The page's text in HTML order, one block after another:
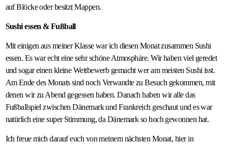
auf Blöcke oder besitzt Mappen.
Sushi essen & Fußball
Mit einigen aus meiner Klasse war ich diesen Monat zusammen Sushi
essen. Es war echt eine sehr schöne Atmosphäre. Wir haben viel geredet
und sogar einen kleine Wettbewerb gemacht wer am meisten Sushi isst.
Am Ende des Monats sind noch Verwandte zu Besuch gekommen, mit
denen wir zu Abend gegessen haben. Danach haben wir alle das
Fußballspiel zwischen Dänemark und Frankreich geschaut und es war
natürlich eine super Stimmung, da Dänemark so hoch gewonnen hat.
Ich freue mich darauf euch von meinem nächsten Monat, hier in